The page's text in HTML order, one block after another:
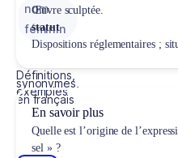
nom
féminin
Définitions,
synonymes,
exemples
en français
Œuvre sculptée.
statut
Dispositions réglementaires ;
En savoir plus
Quelle est l’origine de
sel » ?